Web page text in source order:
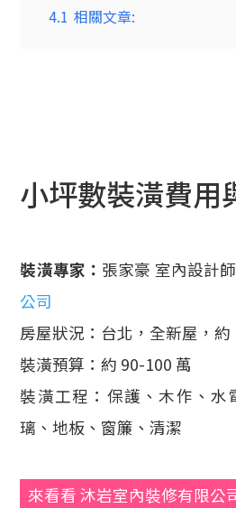
4.1 相關文章:
小坪數裝潢費用
裝潢專家： 張家豪 室內設計師
公司
房屋狀況：台北，全新屋，約
裝潢預算：約 90-100 萬
裝潢工程：保護、木作、水
璃、地板、窗簾、清潔
來看看 沐岩室內裝修有限公